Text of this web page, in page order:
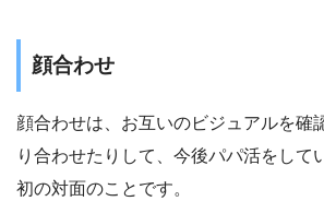
顔合わせ
顔合わせは、お互いのビジュアルを確
り合わせたりして、今後パパ活をして
初の対面のことです。